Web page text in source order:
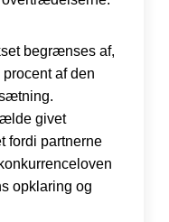
begrænses af,
af den
givet
fordi partnerne
opklaring og